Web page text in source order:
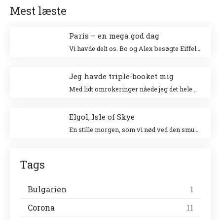
Mest læste
Paris – en mega god dag
Jeg havde triple-booket mig
Elgol, Isle of Skye
Tags
Bulgarien
1
Corona
11